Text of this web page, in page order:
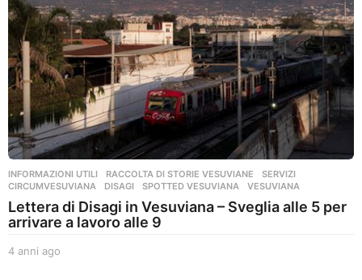
o
INFORMAZIONI UTILI ,RACCOLTA DI STORIE VESUVIANE ,SERVIZI
CIRCUMVESUVIANA
,DISAGI ,SPOTTED VESUVIANA ,VESUVIANA
Lettera di Disagi in Vesuviana – Sveglia alle 5 per
arrivare a lavoro alle 9
4 anni ago